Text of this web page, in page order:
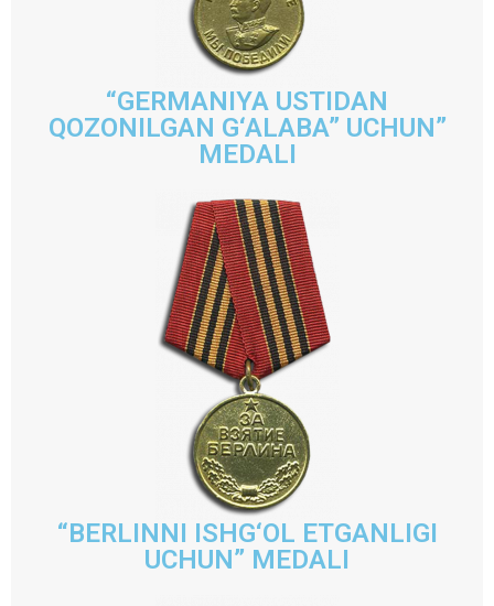
“GERMANIYA USTIDAN
QOZONILGAN G‘ALABA” UCHUN”
MEDALI
“BERLINNI ISHG‘OL ETGANLIGI
UCHUN” MEDALI